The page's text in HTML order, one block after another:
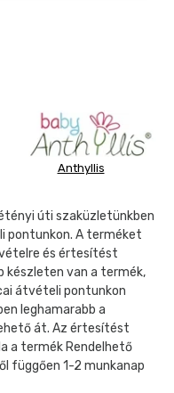
Anthyllis
úti szaküzletünkben
pontunkon. A terméket
és értesítést
készleten van a termék,
átvételi pontunkon
leghamarabb a
át. Az értesítést
a termék Rendelhető
függően 1-2 munkanap